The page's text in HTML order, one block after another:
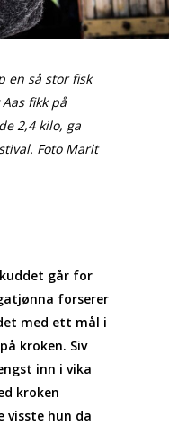
en så stor fisk
fikk på
2,4 kilo, ga
Foto Marit
går for
forserer
med ett mål i
kroken. Siv
inn i vika
kroken
visste hun da